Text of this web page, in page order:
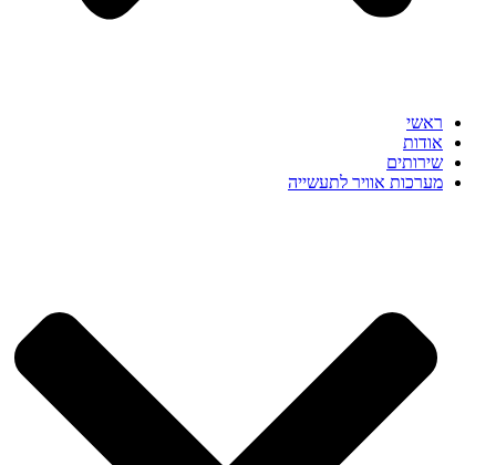
ראשי
אודות
שירותים
מערכות אוויר לתעשייה